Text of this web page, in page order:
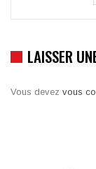
LAISSER
Vous devez vous